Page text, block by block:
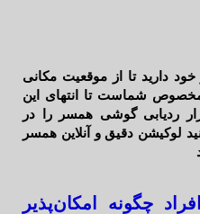
دارید تا از موقعیت مکانی
شماست تا انتهای این
ردیابی گوشی همسر را در
لوکیشن دقیق و آنلاین همسر
چگونه امکان‌پذیر